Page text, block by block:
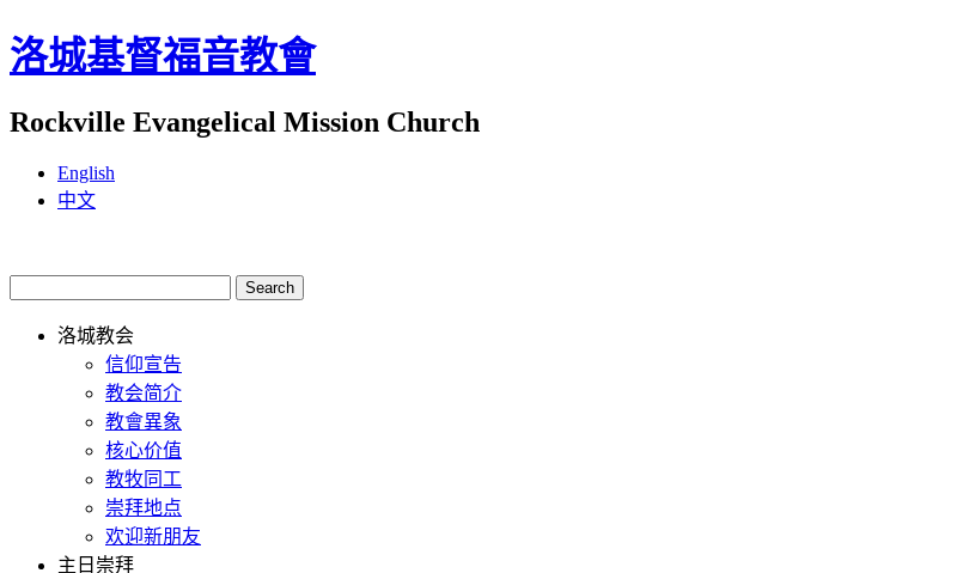
洛城基督福音教會
Rockville Evangelical Mission Church
English
中文
洛城教会
信仰宣告
教会简介
教會異象
核心价值
教牧同工
崇拜地点
欢迎新朋友
主日崇拜